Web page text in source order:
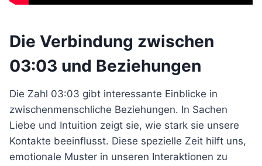
Die Verbindung zwischen
03:03 und Beziehungen
Die Zahl 03:03 gibt interessante Einblicke in
zwischenmenschliche Beziehungen. In Sachen
Liebe und Intuition zeigt sie, wie stark sie unsere
Kontakte beeinflusst. Diese spezielle Zeit hilft uns,
emotionale Muster in unseren Interaktionen zu